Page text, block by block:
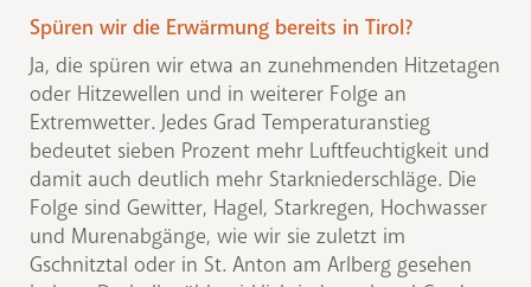
Spüren wir die Erwärmung bereits in Tirol?
Ja, die spüren wir etwa an zunehmenden Hitzetagen
oder Hitzewellen und in weiterer Folge an
Extremwetter. Jedes Grad Temperaturanstieg
bedeutet sieben Prozent mehr Luftfeuchtigkeit und
damit auch deutlich mehr Starkniederschläge. Die
Folge sind Gewitter, Hagel, Starkregen, Hochwasser
und Murenabgänge, wie wir sie zuletzt im
Gschnitztal oder in St. Anton am Arlberg gesehen